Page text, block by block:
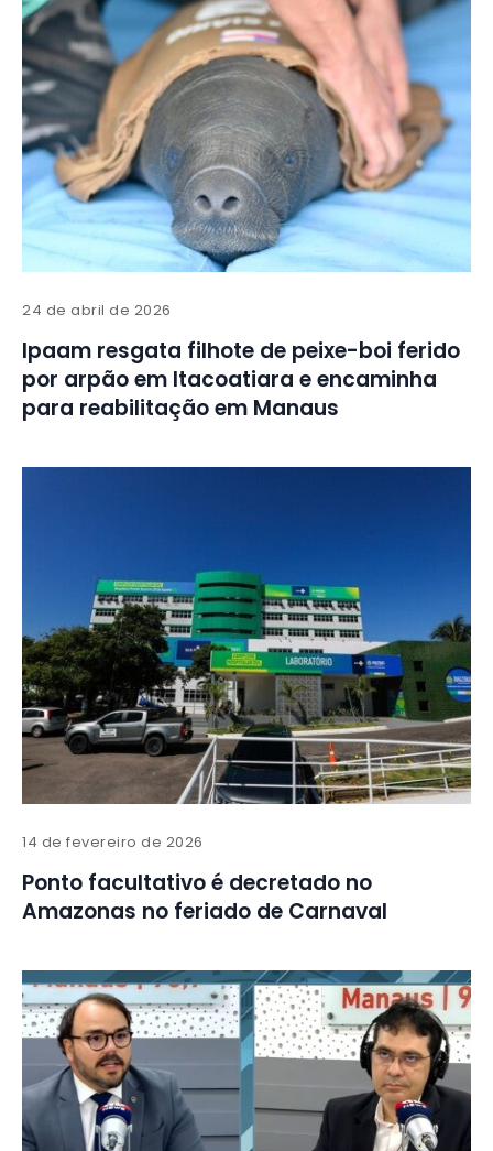
24 de abril de 2026
Ipaam resgata filhote de peixe-boi ferido
por arpão em Itacoatiara e encaminha
para reabilitação em Manaus
14 de fevereiro de 2026
Ponto facultativo é decretado no
Amazonas no feriado de Carnaval